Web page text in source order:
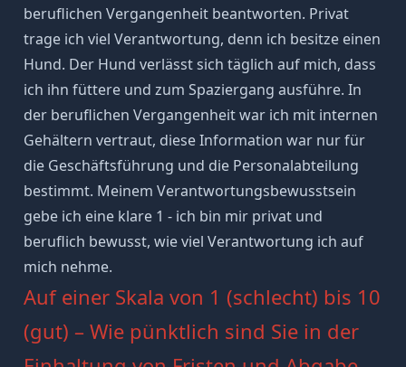
beruflichen Vergangenheit beantworten. Privat
trage ich viel Verantwortung, denn ich besitze einen
Hund. Der Hund verlässt sich täglich auf mich, dass
ich ihn füttere und zum Spaziergang ausführe. In
der beruflichen Vergangenheit war ich mit internen
Gehältern vertraut, diese Information war nur für
die Geschäftsführung und die Personalabteilung
bestimmt. Meinem Verantwortungsbewusstsein
gebe ich eine klare 1 - ich bin mir privat und
beruflich bewusst, wie viel Verantwortung ich auf
mich nehme.
Auf einer Skala von 1 (schlecht) bis 10
(gut) – Wie pünktlich sind Sie in der